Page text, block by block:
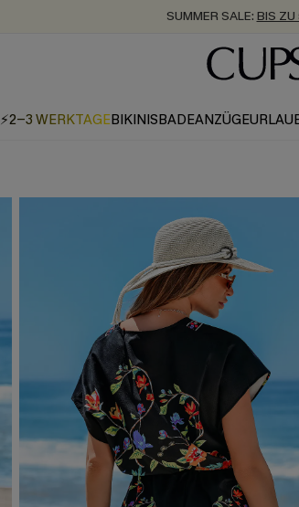
SUMMER SALE: BIS
ZUM NEWSLETTER:BIS ZU -
KOSTENLOSER
⚡2-3 WERKTAGEBIKINISBADEANZÜGE